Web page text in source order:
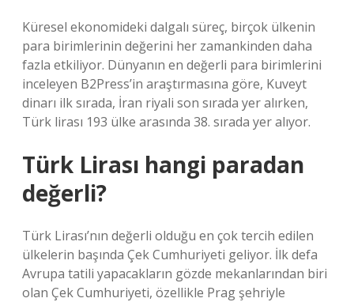
Küresel ekonomideki dalgalı süreç, birçok ülkenin
para birimlerinin değerini her zamankinden daha
fazla etkiliyor. Dünyanın en değerli para birimlerini
inceleyen B2Press’in araştırmasına göre, Kuveyt
dinarı ilk sırada, İran riyali son sırada yer alırken,
Türk lirası 193 ülke arasında 38. sırada yer alıyor.
Türk Lirası hangi paradan
değerli?
Türk Lirası’nın değerli olduğu en çok tercih edilen
ülkelerin başında Çek Cumhuriyeti geliyor. İlk defa
Avrupa tatili yapacakların gözde mekanlarından biri
olan Çek Cumhuriyeti, özellikle Prag şehriyle